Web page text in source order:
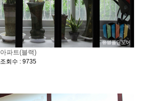
아파트(블랙)
조회수 : 9735]